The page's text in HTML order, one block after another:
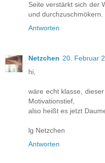
Seite verstärkt sich der
und durchzuschmökern.
Antworten
Netzchen 20. Februar
hi,
wäre echt klasse,
Motivationstief,
also heißt es jetzt
lg Netzchen
Antworten